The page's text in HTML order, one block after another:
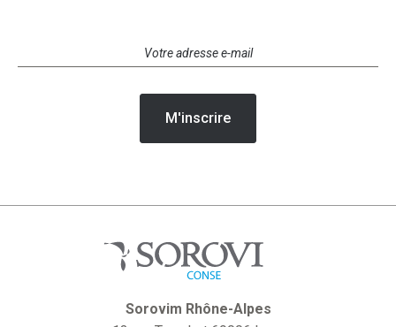
Sorovim Rhône-Alpes